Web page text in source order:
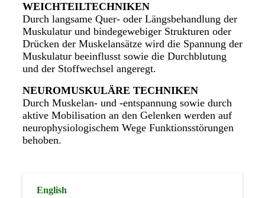
WEICHTEILTECHNIKEN
Durch langsame Quer- oder Längsbehandlung der
Muskulatur und bindegewebiger Strukturen oder
Drücken der Muskelansätze wird die Spannung der
Muskulatur beeinflusst sowie die Durchblutung
und der Stoffwechsel angeregt.
NEUROMUSKULÄRE TECHNIKEN
Durch Muskelan- und -entspannung sowie durch
aktive Mobilisation an den Gelenken werden auf
neurophysiologischem Wege Funktionsstörungen
behoben.
English